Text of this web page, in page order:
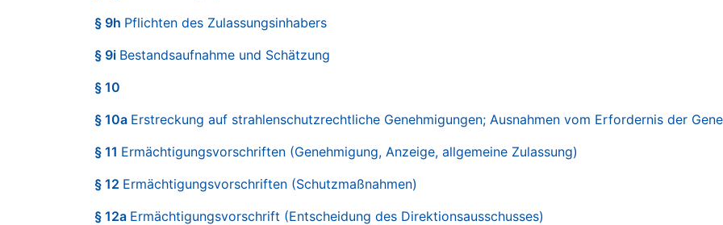
§ 9h Pflichten des Zulassungsinhabers
§ 9i Bestandsaufnahme und Schätzung
§ 10
§ 10a Erstreckung auf strahlenschutzrechtliche Genehmigungen; Ausnahmen vom Erfordernis der
§ 11 Ermächtigungsvorschriften (Genehmigung, Anzeige, allgemeine Zulassung)
§ 12 Ermächtigungsvorschriften (Schutzmaßnahmen)
§ 12a Ermächtigungsvorschrift (Entscheidung des Direktionsausschusses)